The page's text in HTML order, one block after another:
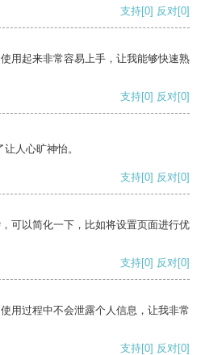
支持[0] 反对[0]
用起来非常容易上手，让我能够快速熟
支持[0] 反对[0]
人心旷神怡。
支持[0] 反对[0]
可以简化一下，比如将设置页面进行优
支持[0] 反对[0]
用过程中不会泄露个人信息，让我非常
支持[0] 反对[0]